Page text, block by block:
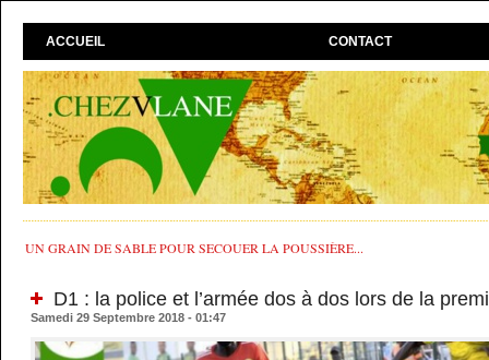
ACCUEIL CONTACT
UN GRAIN DE SABLE POUR SECOUER LA POUSSIÈRE...
D1 : la police et l’armée dos à dos lors de la
Samedi 29 Septembre 2018 - 01:47